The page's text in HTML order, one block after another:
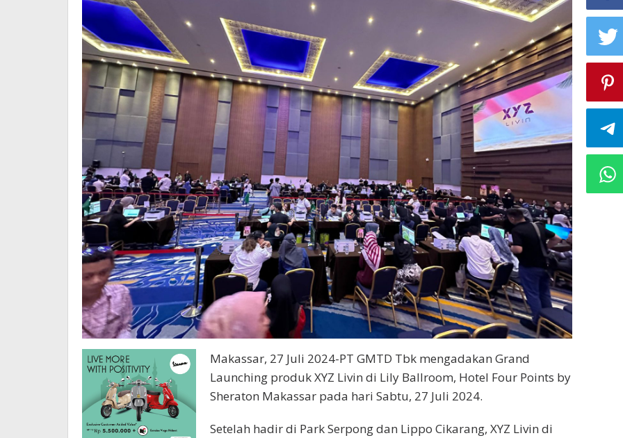
Makassar, 27 Juli 2024-PT GMTD Tbk mengadakan Grand
Launching produk XYZ Livin di Lily Ballroom, Hotel Four Points by
Sheraton Makassar pada hari Sabtu, 27 Juli 2024.
Setelah hadir di Park Serpong dan Lippo Cikarang, XYZ Livin di